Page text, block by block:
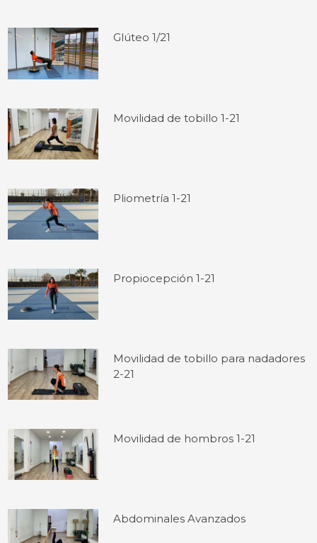
Glúteo 1/21
Movilidad de tobillo 1-21
Pliometría 1-21
Propiocepción 1-21
Movilidad de tobillo para nadadores
2-21
Movilidad de hombros 1-21
Abdominales Avanzados